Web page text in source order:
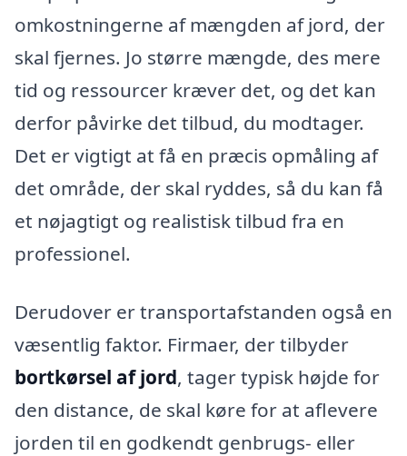
omkostningerne af mængden af jord, der
skal fjernes. Jo større mængde, des mere
tid og ressourcer kræver det, og det kan
derfor påvirke det tilbud, du modtager.
Det er vigtigt at få en præcis opmåling af
det område, der skal ryddes, så du kan få
et nøjagtigt og realistisk tilbud fra en
professionel.
Derudover er transportafstanden også en
væsentlig faktor. Firmaer, der tilbyder
bortkørsel af jord, tager typisk højde for
den distance, de skal køre for at aflevere
jorden til en godkendt genbrugs- eller